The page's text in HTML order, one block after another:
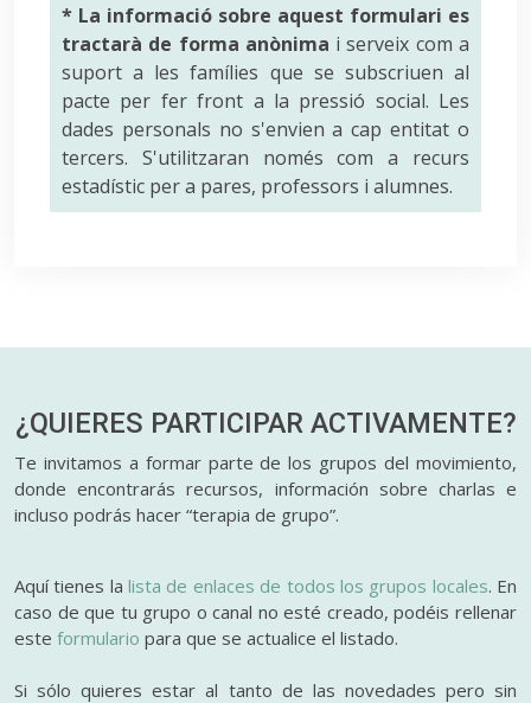
* La informació sobre aquest formulari es
tractarà de forma anònima i serveix com a
suport a les famílies que se subscriuen al
pacte per fer front a la pressió social. Les
dades personals no s'envien a cap entitat o
tercers. S'utilitzaran només com a recurs
estadístic per a pares, professors i alumnes.
¿QUIERES PARTICIPAR ACTIVAMENTE?
Te invitamos a formar parte de los grupos del movimiento,
donde encontrarás recursos, información sobre charlas e
incluso podrás hacer “terapia de grupo”.
Aquí tienes lalista de enlaces de todos los grupos locales. En
caso de que tu grupo o canal no esté creado, podéis rellenar
este formulario para que se actualice el listado.
Si sólo quieres estar al tanto de las novedades pero sin